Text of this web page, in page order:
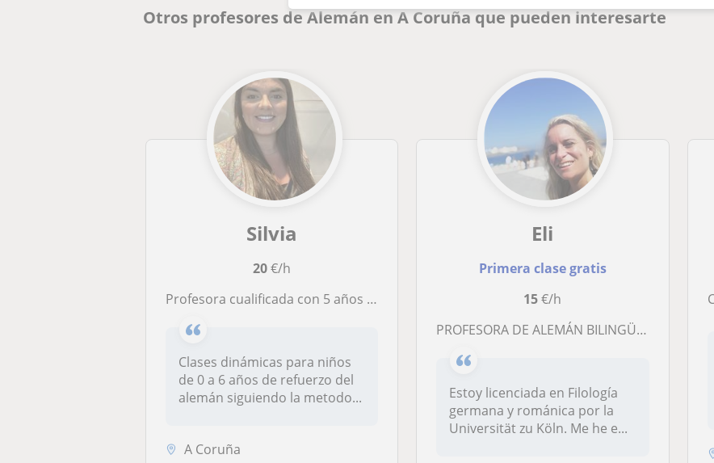
Otros profesores de Alemán en A Coruña que pueden interesarte
Silvia
20€/h
Profesora cualificada con 5 años de experiencia en Alemania trabajando como funcionaria del estado de Múnich
Clases dinámicas para niños
de 0 a 6 años de refuerzo del
alemán siguiendo la metodo...
A Coruña
Eli
Primera clase gratis
15€/h
PROFESORA DE ALEMÁN BILINGÜE EN LA CORUÑA
Estoy licenciada en Filología
germana y románica por la
Universität zu Köln. Me he e...